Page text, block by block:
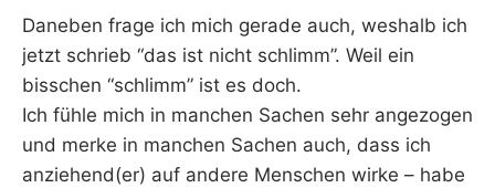
Daneben frage ich mich gerade auch, weshalb ich
jetzt schrieb “das ist nicht schlimm”. Weil ein
bisschen “schlimm” ist es doch.
Ich fühle mich in manchen Sachen sehr angezogen
und merke in manchen Sachen auch, dass ich
anziehend(er) auf andere Menschen wirke – habe